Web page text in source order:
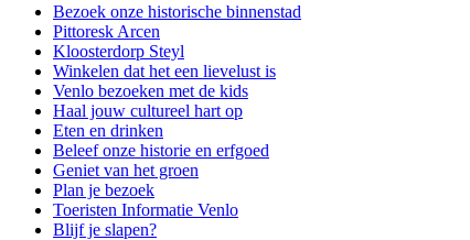
Bezoek onze historische binnenstad
Pittoresk Arcen
Kloosterdorp Steyl
Winkelen dat het een lievelust is
Venlo bezoeken met de kids
Haal jouw cultureel hart op
Eten en drinken
Beleef onze historie en erfgoed
Geniet van het groen
Plan je bezoek
Toeristen Informatie Venlo
Blijf je slapen?